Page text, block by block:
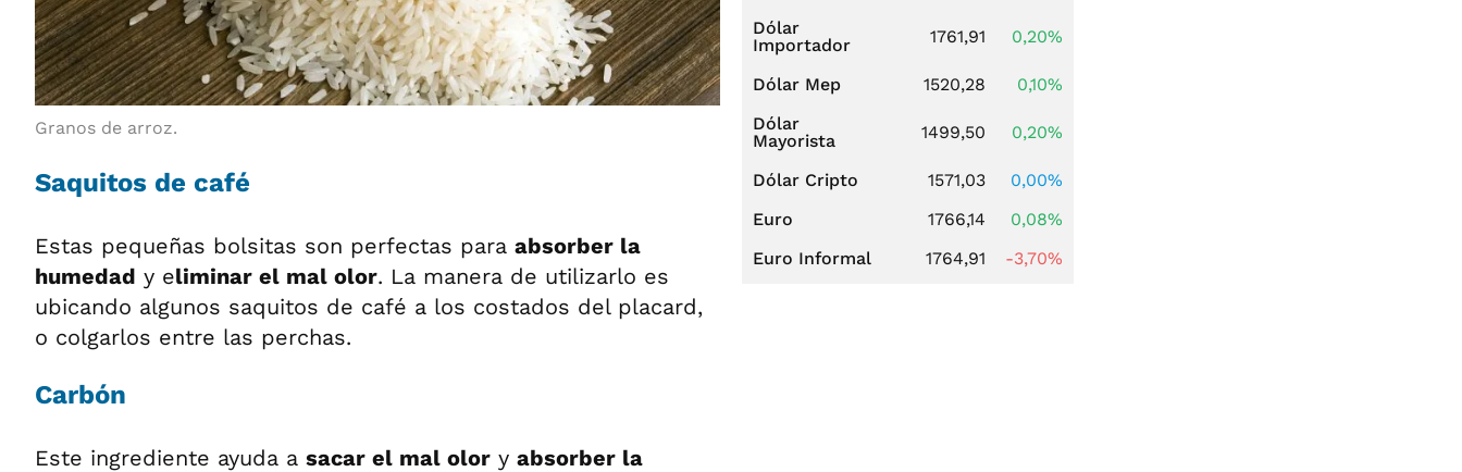
Granos de arroz.
Saquitos de café
Estas pequeñas bolsitas son perfectas para absorber la
humedad y eliminar el mal olor. La manera de utilizarlo es
ubicando algunos saquitos de café a los costados del placard,
o colgarlos entre las perchas.
Carbón
Este ingrediente ayuda a sacar el mal olor y absorber la
Dólar
Importador
1761,91 0,20%
Dólar Mep 1520,28
0,10%
Dólar
Mayorista
1499,50 0,20%
Dólar Cripto 1571,03
0,00%
Euro
1766,14
0,08%
Euro Informal
1764,91 -3,70%